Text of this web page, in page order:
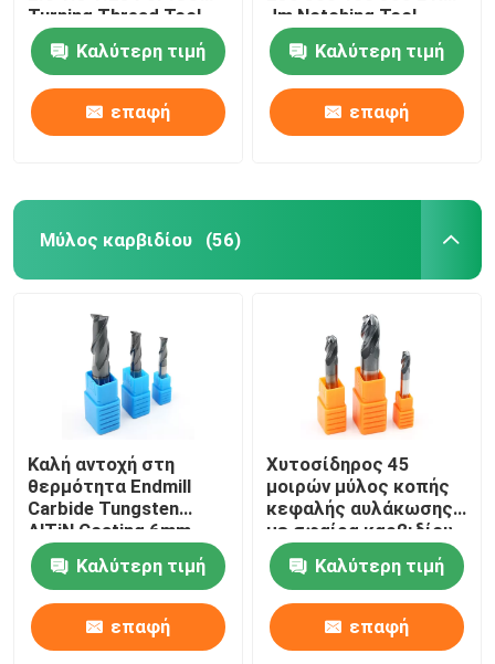
Turning Thread Tool
Καλύτερη τιμή
επαφή
Jm Notching Tool
Καλύτερη τιμή
επαφή
Μύλος καρβιδίου (56)
Καλή αντοχή στη
θερμότητα Endmill
Carbide Tungsten
AlTiN Coating 6mm
Endmill
Καλύτερη τιμή
επαφή
Χυτοσίδηρος 45
μοιρών μύλος κοπής
κεφαλής αυλάκωσης
με σφαίρα καρβιδίου
Καλύτερη τιμή
επαφή